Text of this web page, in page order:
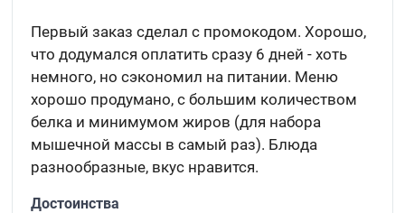
Первый заказ сделал с промокодом. Хорошо,
что додумался оплатить сразу 6 дней - хоть
немного, но сэкономил на питании. Меню
хорошо продумано, с большим количеством
белка и минимумом жиров (для набора
мышечной массы в самый раз). Блюда
разнообразные, вкус нравится.
Достоинства